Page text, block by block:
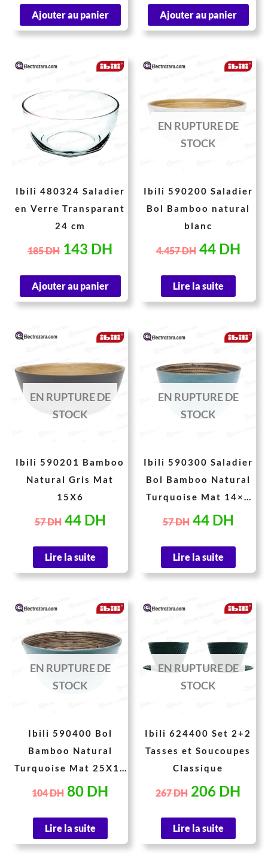
Ajouter au panier Ajouter au panier
Ibili 480324 Saladier
en Verre Transparant
24 cm
185DH
était :
185 DH.
143 DH
Le
actuel
est :
Ajouter au panier
EN RUPTURE DE
STOCK
Ibili 590200 Saladier
Bol Bamboo natural
blanc
4.457DH
initial
était :
4.457 DH.
44 DH
Le
Lire la suite
EN RUPTURE DE
STOCK
Ibili 590201 Bamboo
Natural Gris Mat
15X6
57DH
initial
était :
57 DH.
44 DH
Le
actuel
est :
Lire la suite
EN RUPTURE DE
STOCK
Ibili 590300 Saladier
Bol Bamboo Natural
Turquoise Mat 14×8
cm
57DH
initial
était :
57 DH.
44 DH
Le
est :
Lire la suite
EN RUPTURE DE
STOCK
Ibili 590400 Bol
Bamboo Natural
Turquoise Mat 25X13
cm
104DH
initial
était :
104 DH.
80 DH
Le
actuel
est :
Lire la suite
EN RUPTURE DE
STOCK
Ibili 624400 Set 2+2
Tasses et Soucoupes
Classique
267DH
initial
était :
267 DH.
206 DH
Le
est :
Lire la suite